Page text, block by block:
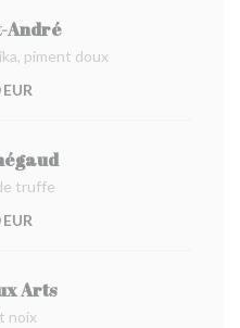
André
piment doux
truffe
Arts
noix